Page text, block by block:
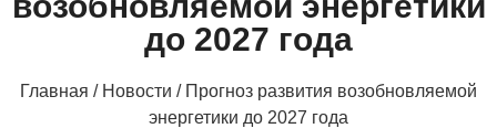
до 2027 года
Главная / Новости / Прогноз развития возобновляемой
энергетики до 2027 года